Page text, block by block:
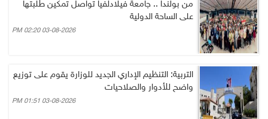
من بولندا .. جامعة فيلادلفيا تواصل تمكين طلبتها
على الساحة الدولية
03-08-2026 02:20 PM
التربية: التنظيم الإداري الجديد للوزارة يقوم على توزيع
واضح للأدوار والصلاحيات
03-08-2026 01:51 PM